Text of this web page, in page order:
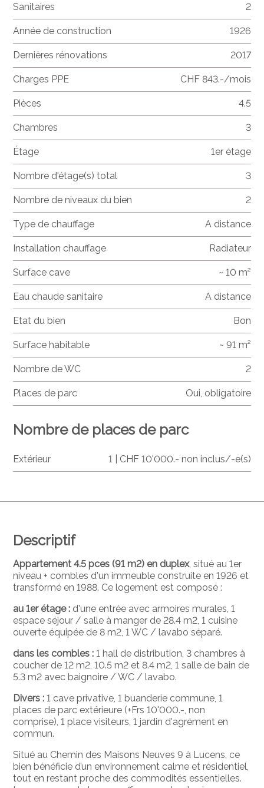
Descriptif
Appartement 4.5 pces (91 m2) en duplex, situé au 1er
niveau + combles d'un immeuble construite en 1926 et
transformé en 1988. Ce logement est composé :
au 1er étage : d'une entrée avec armoires murales, 1
espace séjour / salle à manger de 28.4 m2, 1 cuisine
ouverte équipée de 8 m2, 1 WC / lavabo séparé.
dans les combles : 1 hall de distribution, 3 chambres à
coucher de 12 m2, 10.5 m2 et 8.4 m2, 1 salle de bain de
5.3 m2 avec baignoire / WC / lavabo.
Divers : 1 cave privative, 1 buanderie commune, 1
places de parc extérieure (+Frs 10'000.-, non
comprise), 1 place visiteurs, 1 jardin d'agrément en
commun.
Situé au Chemin des Maisons Neuves 9 à Lucens, ce
bien bénéficie d’un environnement calme et résidentiel,
tout en restant proche des commodités essentielles.
Sanitaires 2
Année de construction 1926
Dernières rénovations 2017
Charges PPE CHF 843.-/mois
Pièces 4.5
Chambres 3
Étage 1er étage
Nombre d'étage(s) total 3
Nombre de niveaux du bien 2
Type de chauffage A distance
Installation chauffage Radiateur
Surface cave ~ 10 m²
Eau chaude sanitaire A distance
Etat du bien Bon
Surface habitable ~ 91 m²
Nombre de WC 2
Places de parc Oui, obligatoire
Nombre de places de parc
Extérieur 1 | CHF 10'000.- non inclus/-e(s)